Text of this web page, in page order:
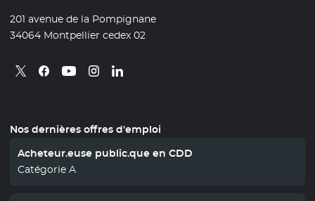
201 avenue de la Pompignane
34064 Montpellier cedex 02
Retrouvez nous sur X
- Nouvelle fenêtre
Retrouvez nous sur Facebook
- Nouvelle fenêtre
Retrouvez nous sur Youtube
- Nouvelle fenêtre
Retrouvez nous sur Instagram
- Nouvelle fenêtre
Retrouvez nous sur Linkedin
- Nouvelle fenêtre
Nos dernières offres d'emploi
Acheteur.euse public.que en CDD
Catégorie A